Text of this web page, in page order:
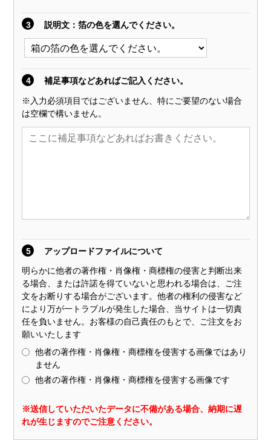
3 説明文 ：箔の色を選んでください。
4 補足事項などあればご記入ください。
※入力必須項目ではございません、特にご要望のない場合
は空欄で構いません。
5 アップロードファイルについて
明らかに他者の著作権・肖像権・商標権の侵害と判断出来
る場合、または許諾を得ていないと思われる場合は、ご注
文をお断りする場合がございます。他者の権利の侵害など
により万が一トラブルが発生した場合、当サイトは一切責
任を負いません。お客様の自己責任のもとで、ご注文をお
願いいたします
他者の著作権・肖像権・商標権を侵害する画像ではあり
ません
他者の著作権・肖像権・商標権を侵害する画像です
※送信していただいたデータに不備がある場合、納期に遅
れが生じますのでご注意ください。